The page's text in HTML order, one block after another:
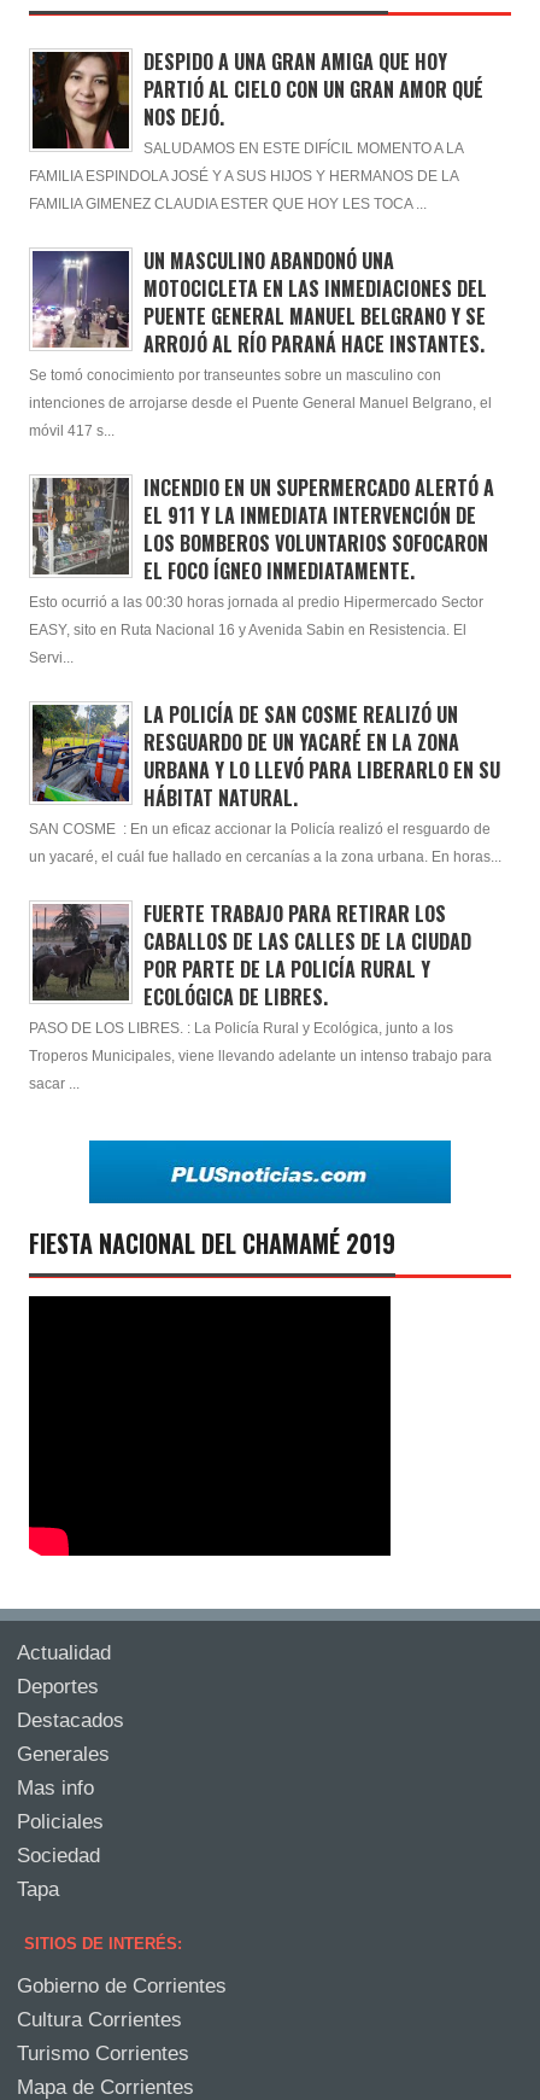
DESPIDO A UNA GRAN AMIGA QUE HOY
PARTIÓ AL CIELO CON UN GRAN AMOR QUÉ
NOS DEJÓ.
SALUDAMOS EN ESTE DIFÍCIL MOMENTO A LA
FAMILIA ESPINDOLA JOSÉ Y A SUS HIJOS Y HERMANOS DE LA
FAMILIA GIMENEZ CLAUDIA ESTER QUE HOY LES TOCA ...
UN MASCULINO ABANDONÓ UNA
MOTOCICLETA EN LAS INMEDIACIONES DEL
PUENTE GENERAL MANUEL BELGRANO Y SE
ARROJÓ AL RÍO PARANÁ HACE INSTANTES.
Se tomó conocimiento por transeuntes sobre un masculino con
intenciones de arrojarse desde el Puente General Manuel Belgrano, el
móvil 417 s...
INCENDIO EN UN SUPERMERCADO ALERTÓ A
EL 911 Y LA INMEDIATA INTERVENCIÓN DE
LOS BOMBEROS VOLUNTARIOS SOFOCARON
EL FOCO ÍGNEO INMEDIATAMENTE.
Esto ocurrió a las 00:30 horas jornada al predio Hipermercado Sector
EASY, sito en Ruta Nacional 16 y Avenida Sabin en Resistencia. El
Servi...
LA POLICÍA DE SAN COSME REALIZÓ UN
RESGUARDO DE UN YACARÉ EN LA ZONA
URBANA Y LO LLEVÓ PARA LIBERARLO EN SU
HÁBITAT NATURAL.
SAN COSME : En un eficaz accionar la Policía realizó el resguardo de
un yacaré, el cuál fue hallado en cercanías a la zona urbana. En horas...
FUERTE TRABAJO PARA RETIRAR LOS
CABALLOS DE LAS CALLES DE LA CIUDAD
POR PARTE DE LA POLICÍA RURAL Y
ECOLÓGICA DE LIBRES.
PASO DE LOS LIBRES. : La Policía Rural y Ecológica, junto a los
Troperos Municipales, viene llevando adelante un intenso trabajo para
sacar ...
FIESTA NACIONAL DEL CHAMAMÉ 2019
Actualidad
Deportes
Destacados
Generales
Mas info
Policiales
Sociedad
Tapa
SITIOS DE INTERÉS:
Gobierno de Corrientes
Cultura Corrientes
Turismo Corrientes
Mapa de Corrientes